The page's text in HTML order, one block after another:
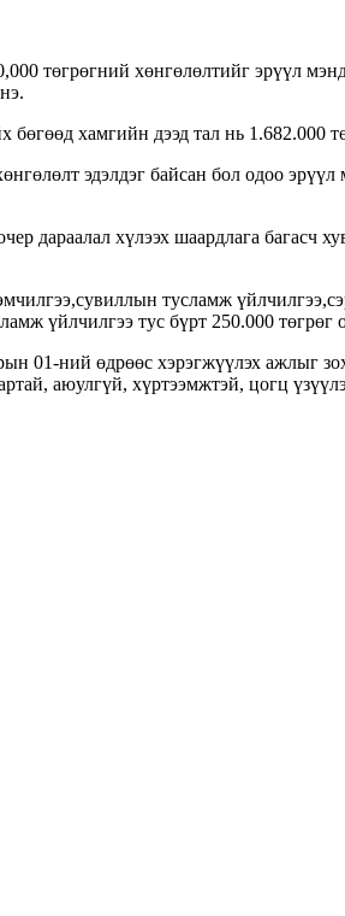
төгрөгний хөнгөлөлтийг эрүүл
бөгөөд хамгийн дээд тал нь 1.682.000
эдэлдэг байсан бол одоо
дараалал хүлээх шаардлага
тусламж
үйлчилгээ тус бүрт 250.000 төгрөг
01-ний өдрөөс хэрэгжүүлэх ажлыг
аюулгүй, хүртээмжтэй, цогц